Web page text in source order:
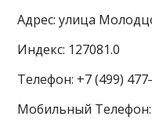
Адрес: улица
Индекс: 127081.0
Телефон: +7 (499)
Мобильный